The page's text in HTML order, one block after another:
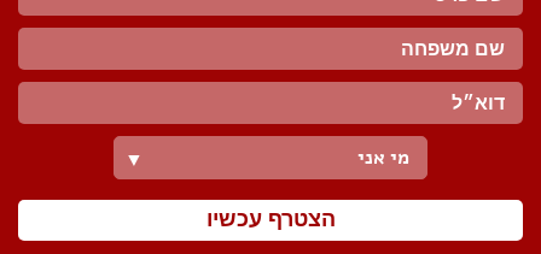
מי אני ▼
הצטרף עכשיו